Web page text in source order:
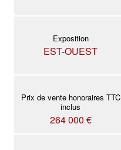
Exposition
EST-OUEST
Prix de vente honoraires TTC
inclus
264 000 €